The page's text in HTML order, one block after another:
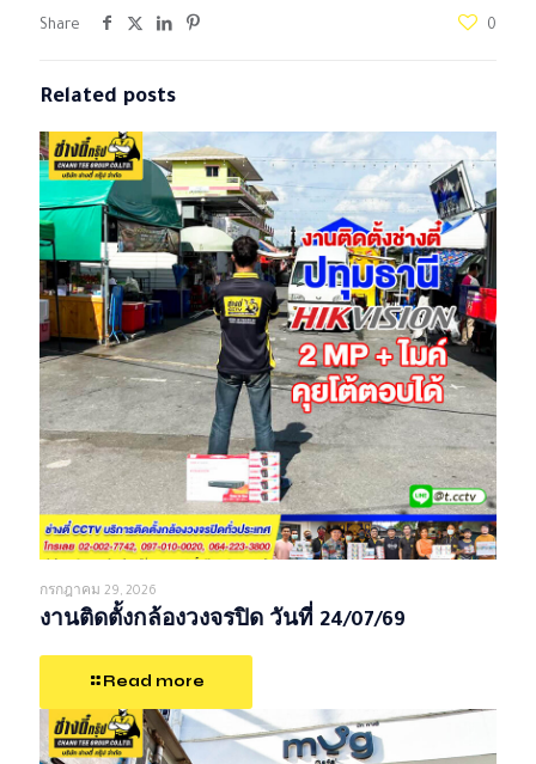
Share 0
Related posts
กรกฎาคม 29, 2026
งานติดตั้งกล้องวงจรปิด วันที่ 24/07/69
Read more